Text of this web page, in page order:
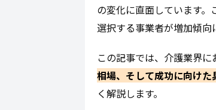
の変化に直面しています
選択する事業者が増加傾向
この記事では、介護業界に
相場、そして成功に向け
く解説します。